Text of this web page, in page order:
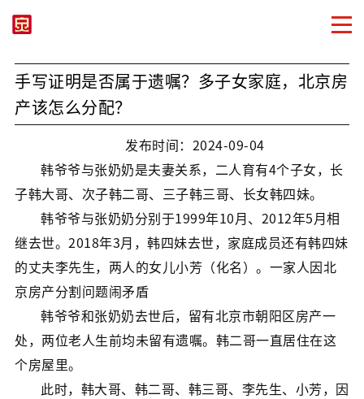
手写证明是否属于遗嘱？多子女家庭，北京房
产该怎么分配？
发布时间：2024-09-04
韩爷爷与张奶奶是夫妻关系，二人育有4个子女，长
子韩大哥、次子韩二哥、三子韩三哥、长女韩四妹。
韩爷爷与张奶奶分别于1999年10月、2012年5月相
继去世。2018年3月，韩四妹去世，家庭成员还有韩四妹
的丈夫李先生，两人的女儿小芳（化名）。一家人因北
京房产分割问题闹矛盾
韩爷爷和张奶奶去世后，留有北京市朝阳区房产一
处，两位老人生前均未留有遗嘱。韩二哥一直居住在这
个房屋里。
此时，韩大哥、韩二哥、韩三哥、李先生、小芳，因